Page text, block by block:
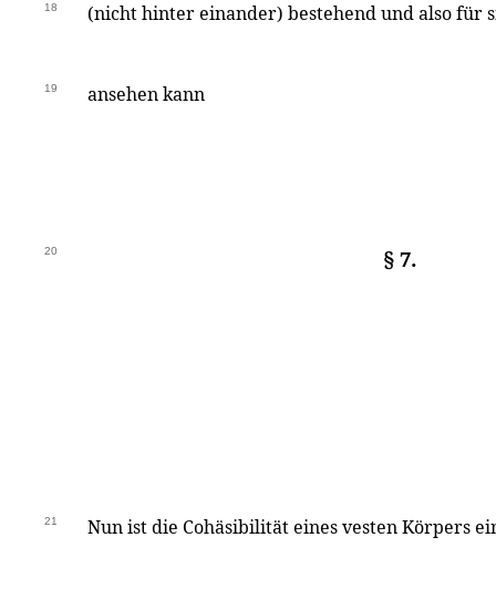
18 (nicht hinter einander) bestehend und also für
19 ansehen kann
20 § 7.
21 Nun ist die Cohäsibilität eines vesten Körpers